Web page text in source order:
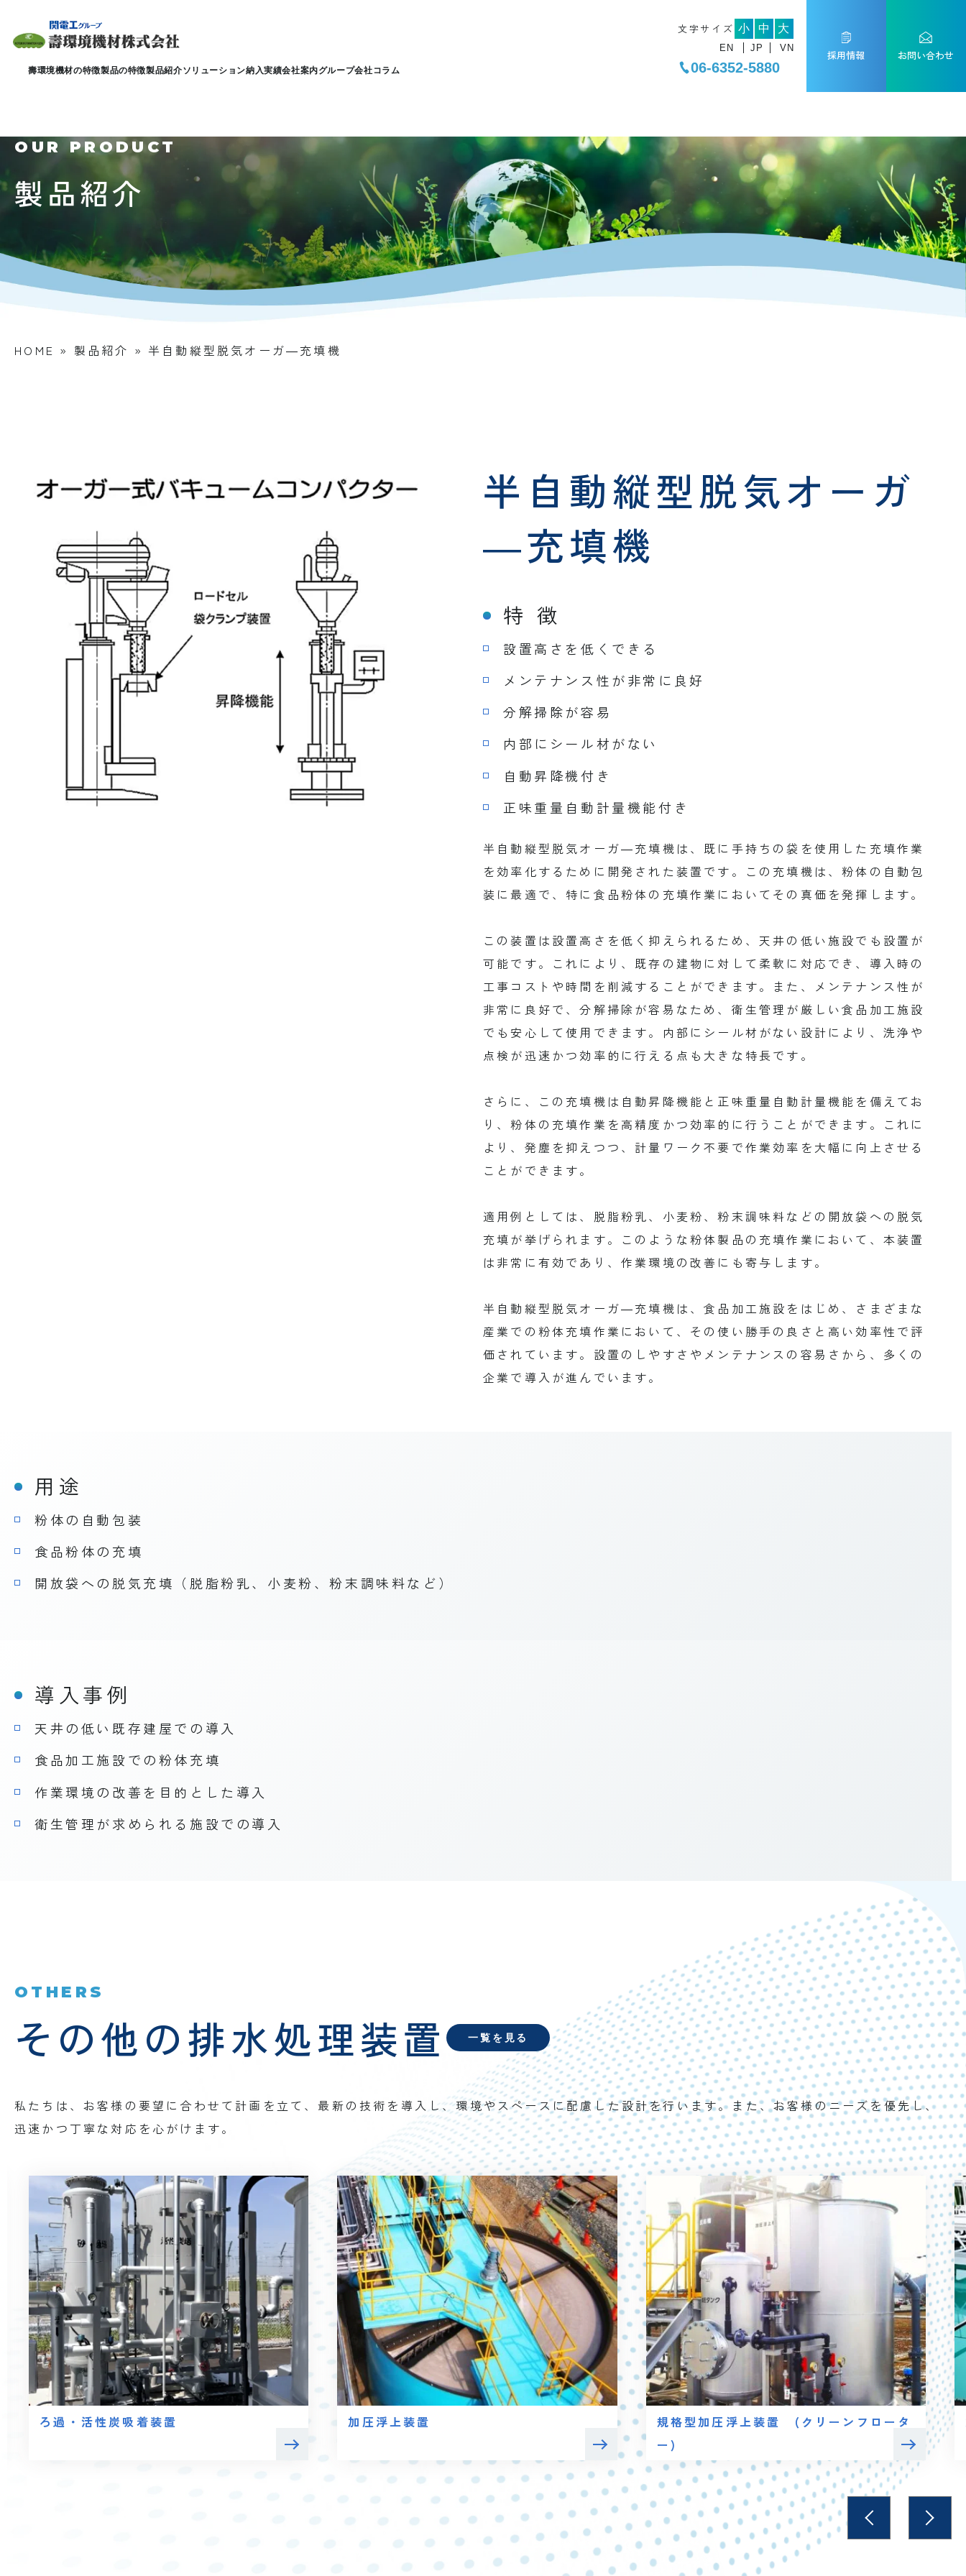
壽環境機材の特徴製品の特徴製品紹介ソリューション納入実績会社案内グループ会社 コラム
文字サイズ 小 中 大
EN JP VN
06-6352-5880
採用情報 お問い合わせ
OUR PRODUCT
製品紹介
HOME » 製品紹介 »半自動縦型脱気オーガ―充填機
半自動縦型脱気オーガ
―充填機
特 徴
設置高さを低くできる
メンテナンス性が非常に良好
分解掃除が容易
内部にシール材がない
自動昇降機付き
正味重量自動計量機能付き
半自動縦型脱気オーガ―充填機は、既に手持ちの袋を使用した充填作業
を効率化するために開発された装置です。この充填機は、粉体の自動包
装に最適で、特に食品粉体の充填作業においてその真価を発揮します。
この装置は設置高さを低く抑えられるため、天井の低い施設でも設置が
可能です。これにより、既存の建物に対して柔軟に対応でき、導入時の
工事コストや時間を削減することができます。また、メンテナンス性が
非常に良好で、分解掃除が容易なため、衛生管理が厳しい食品加工施設
でも安心して使用できます。内部にシール材がない設計により、洗浄や
点検が迅速かつ効率的に行える点も大きな特長です。
さらに、この充填機は自動昇降機能と正味重量自動計量機能を備えてお
り、粉体の充填作業を高精度かつ効率的に行うことができます。これに
より、発塵を抑えつつ、計量ワーク不要で作業効率を大幅に向上させる
ことができます。
適用例としては、脱脂粉乳、小麦粉、粉末調味料などの開放袋への脱気
充填が挙げられます。このような粉体製品の充填作業において、本装置
は非常に有効であり、作業環境の改善にも寄与します。
半自動縦型脱気オーガ―充填機は、食品加工施設をはじめ、さまざまな
産業での粉体充填作業において、その使い勝手の良さと高い効率性で評
価されています。設置のしやすさやメンテナンスの容易さから、多くの
企業で導入が進んでいます。
用途
粉体の自動包装
食品粉体の充填
開放袋への脱気充填（脱脂粉乳、小麦粉、粉末調味料など）
導入事例
天井の低い既存建屋での導入
食品加工施設での粉体充填
作業環境の改善を目的とした導入
衛生管理が求められる施設での導入
OTHERS
その他の排水処理装置 一覧を見る
私たちは、お客様の要望に合わせて計画を立て、最新の技術を導入し、環境やスペースに配慮した設計を行います。また、お客様のニーズを優先し、
迅速かつ丁寧な対応を心がけます。
ろ過・活性炭吸着装置 加圧浮上装置
規格型加圧浮上装置 (クリーンフロータ
ー)